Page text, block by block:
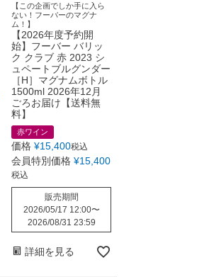
【この企画でしか手に入ら
ない！フーバーのマグナ
ム！】
【2026年度予約開
始】フーバー バリッ
ク クラブ 赤 2023 シ
ュペートブルグンダー
［H］マグナムボトル
1500ml 2026年12月
ごろお届け【送料無
料】
赤ワイン
価格 ¥15,400税込
会員特別価格 ¥15,400
税込
販売期間
2026/05/17 12:00〜
2026/08/31 23:59
詳細を見る